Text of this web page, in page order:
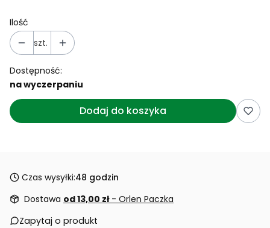
Ilość
szt.
Dostępność:
na wyczerpaniu
Dodaj do koszyka
Czas wysyłki:48 godzin
Dostawa od 13,00 zł - Orlen Paczka
Zapytaj o produkt